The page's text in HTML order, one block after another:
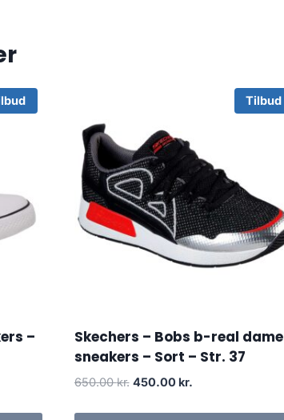
–
Tilbud
Skechers – Bobs b-real dame
sneakers – Sort – Str. 37
650.00kr. Original
450.00 kr.Current